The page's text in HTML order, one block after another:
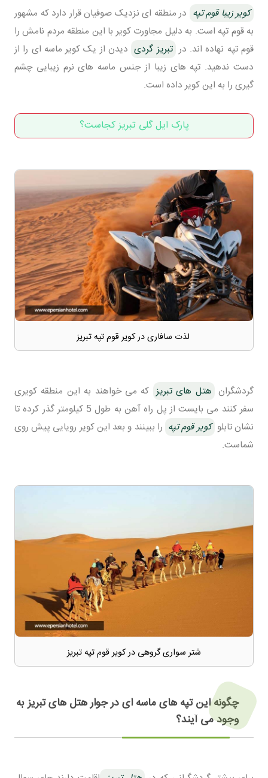
کویر زیبا قوم تپه در منطقه ای نزدیک صوفیان قرار دارد که مشهور
به قوم تپه است. به دلیل مجاورت کویر با این منطقه مردم نامش را
قوم تپه نهاده اند. در تبریز گردی دیدن از یک کویر ماسه ای را از
دست ندهید. تپه های زیبا از جنس ماسه های نرم زیبایی چشم
گیری را به این کویر داده است.
پارک ایل گلی تبریز کجاست؟
لذت سافاری در کویر قوم تپه تبریز
گردشگران هتل های تبریز که می خواهند به این منطقه کویری
سفر کنند می بایست از پل راه آهن به طول 5 کیلومتر گذر کرده تا
نشان تابلو کویر قوم تپه را ببینند و بعد این کویر رویایی پیش روی
شماست.
شتر سواری گروهی در کویر قوم تپه تبریز
چگونه این تپه های ماسه ای در جوار هتل های تبریز به
وجود می آیند؟